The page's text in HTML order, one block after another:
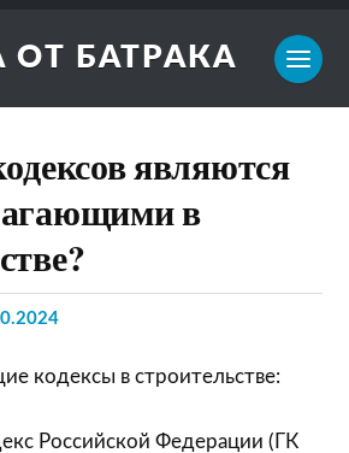
ОТ БАТРАКА
являются
в
кодексы в строительстве:
Российской Федерации (ГК